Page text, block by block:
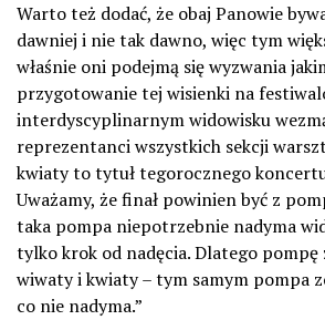
Warto też dodać, że obaj Panowie
dawniej i nie tak dawno, więc tym
właśnie oni podejmą się wyzwania
przygotowanie tej wisienki na
interdyscyplinarnym widowisku
reprezentanci wszystkich sekcji
kwiaty to tytuł tegorocznego
Uważamy, że finał powinien być z
taka pompa niepotrzebnie nadyma
tylko krok od nadęcia. Dlatego pompę
wiwaty i kwiaty – tym samym pompa
co nie nadyma.”